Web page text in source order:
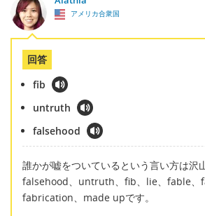
アメリカ合衆国
回答
fib
untruth
falsehood
誰かが嘘をついているという言い方は沢
falsehood、untruth、fib、lie、fable、
fabrication、made upです。